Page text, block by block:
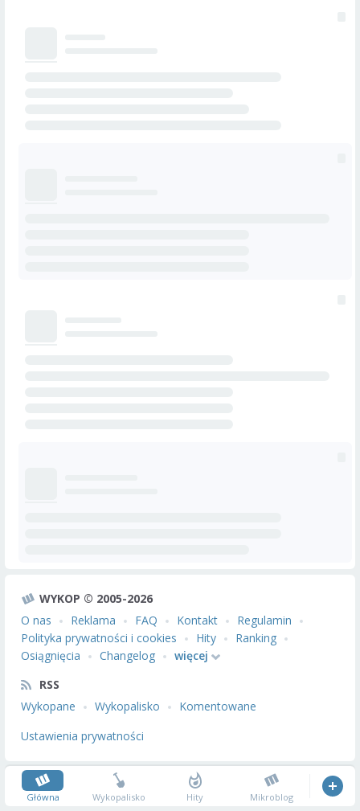
WYKOP © 2005-2026
O nas
Reklama FAQ Kontakt
Regulamin
Polityka prywatności i cookies
Hity
Ranking
Osiągnięcia
Changelog
więcej
RSS
Wykopane
Wykopalisko
Komentowane
Ustawienia prywatności
Główna Wykopalisko Hity Mikroblog